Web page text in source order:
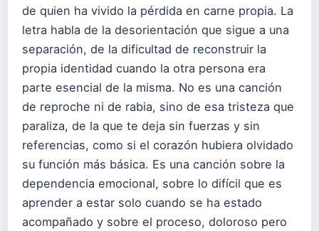
de quien ha vivido la pérdida en carne propia. La
letra habla de la desorientación que sigue a una
separación, de la dificultad de reconstruir la
propia identidad cuando la otra persona era
parte esencial de la misma. No es una canción
de reproche ni de rabia, sino de esa tristeza que
paraliza, de la que te deja sin fuerzas y sin
referencias, como si el corazón hubiera olvidado
su función más básica. Es una canción sobre la
dependencia emocional, sobre lo difícil que es
aprender a estar solo cuando se ha estado
acompañado y sobre el proceso, doloroso pero